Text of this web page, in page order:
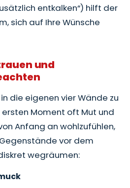
entkalken“) hilft der
sich auf Ihre Wünsche
und
die eigenen vier Wände zu
Moment oft Mut und
Anfang an wohlzufühlen,
vor dem
wegräumen: